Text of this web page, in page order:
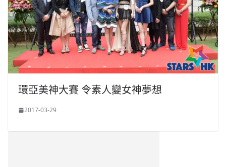
環亞美神大賽 令素人變女神夢想
2017-03-29